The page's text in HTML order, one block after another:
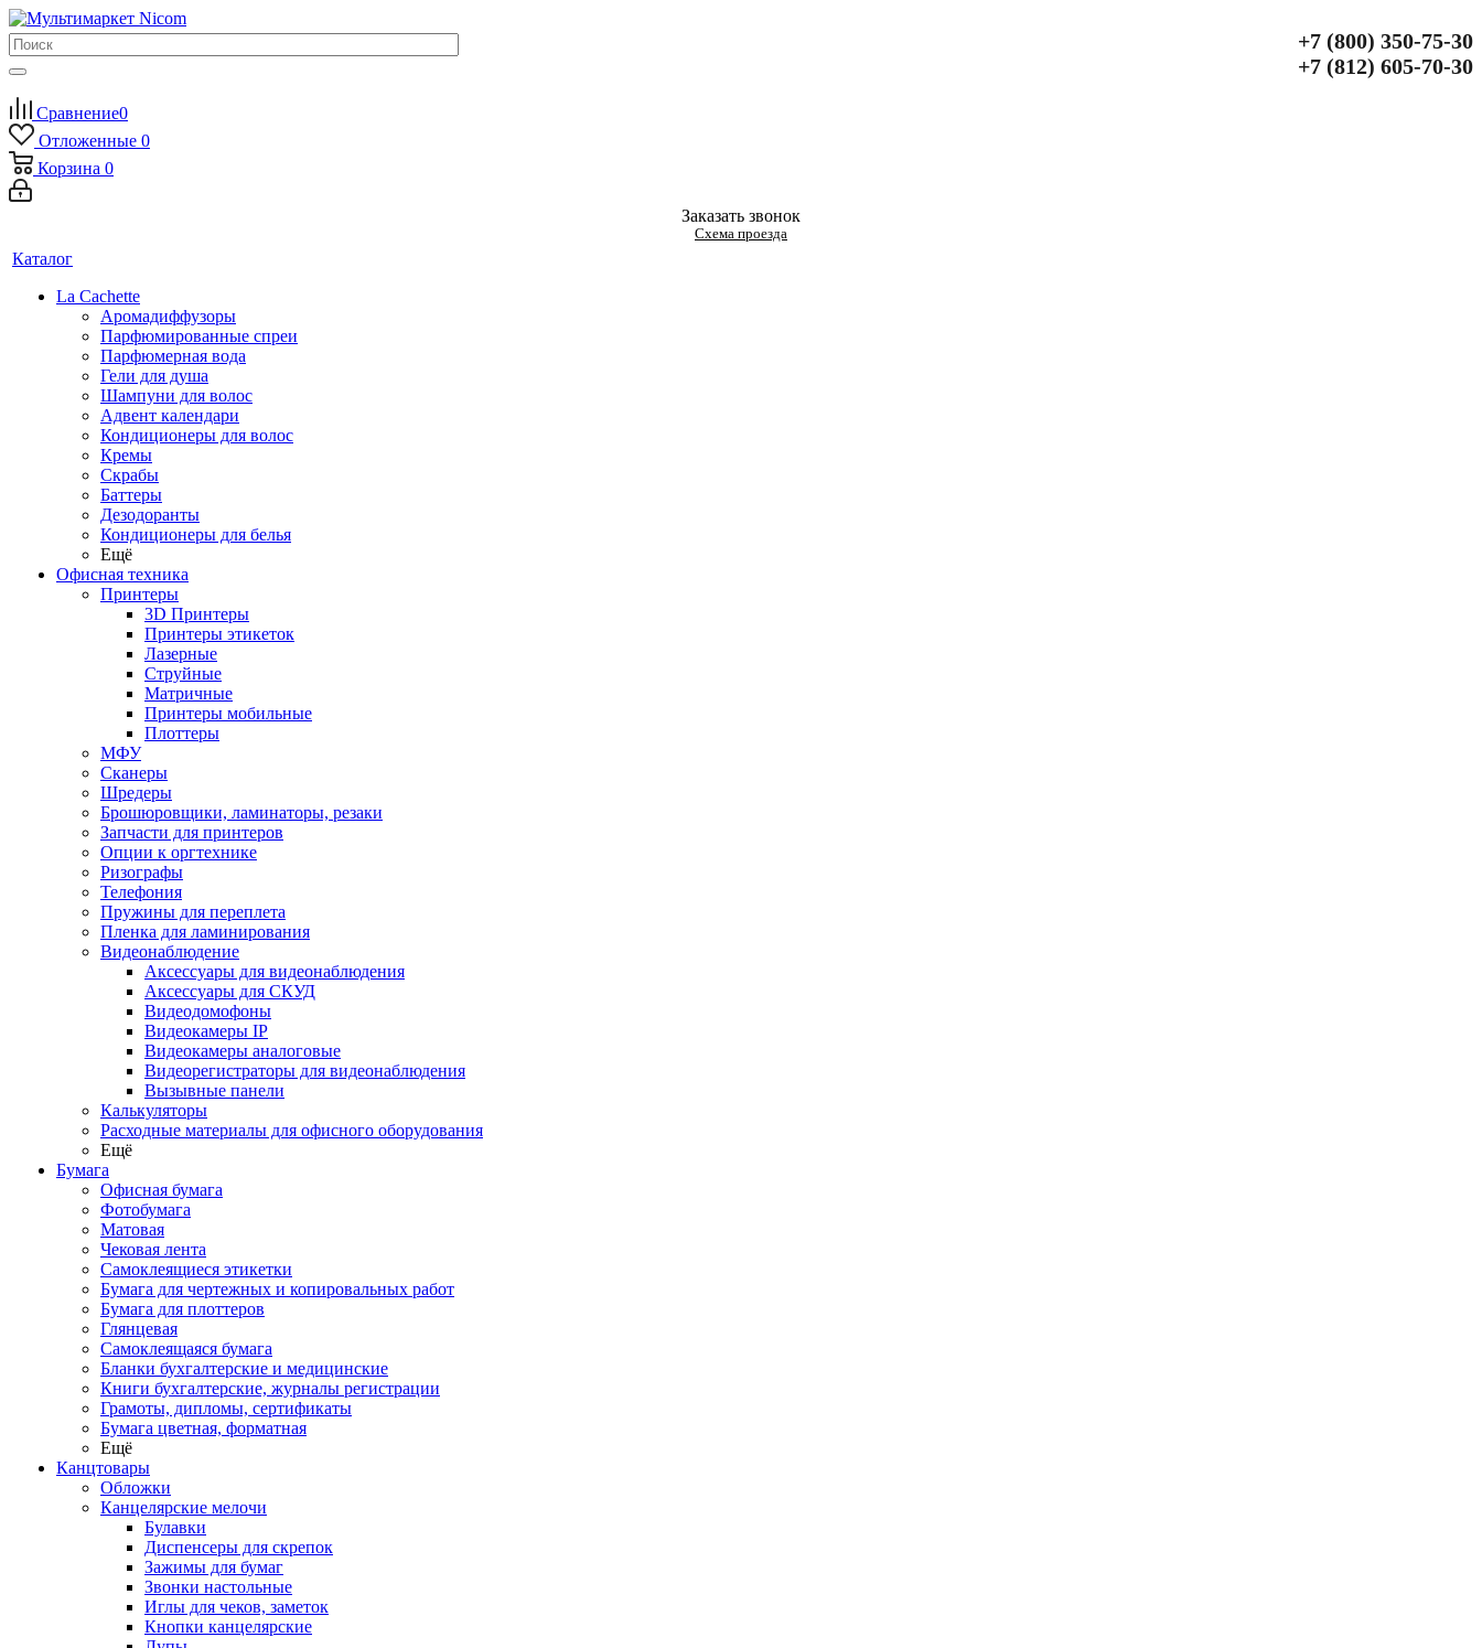
+7 (800) 350‑75‑30
+7 (812) 605‑70‑30
Сравнение0
Отложенные 0
Корзина 0
Заказать звонок
Схема проезда
Каталог
La Cachette
Аромадиффузоры
Парфюмированные спреи
Парфюмерная вода
Гели для душа
Шампуни для волос
Адвент календари
Кондиционеры для волос
Кремы
Скрабы
Баттеры
Дезодоранты
Кондиционеры для белья
Ещё
Офисная техника
Принтеры
3D Принтеры
Принтеры этикеток
Лазерные
Струйные
Матричные
Принтеры мобильные
Плоттеры
МФУ
Сканеры
Шредеры
Брошюровщики, ламинаторы, резаки
Запчасти для принтеров
Опции к оргтехнике
Ризографы
Телефония
Пружины для переплета
Пленка для ламинирования
Видеонаблюдение
Аксессуары для видеонаблюдения
Аксессуары для СКУД
Видеодомофоны
Видеокамеры IP
Видеокамеры аналоговые
Видеорегистраторы для видеонаблюдения
Вызывные панели
Калькуляторы
Расходные материалы для офисного оборудования
Ещё
Бумага
Офисная бумага
Фотобумага
Матовая
Чековая лента
Самоклеящиеся этикетки
Бумага для чертежных и копировальных работ
Бумага для плоттеров
Глянцевая
Самоклеящаяся бумага
Бланки бухгалтерские и медицинские
Книги бухгалтерские, журналы регистрации
Грамоты, дипломы, сертификаты
Бумага цветная, форматная
Ещё
Канцтовары
Обложки
Канцелярские мелочи
Булавки
Диспенсеры для скрепок
Зажимы для бумаг
Звонки настольные
Иглы для чеков, заметок
Кнопки канцелярские